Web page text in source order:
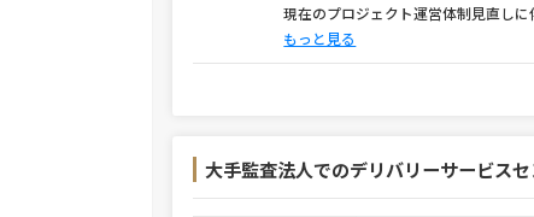
現在のプロジェクト運営体制見直し
もっと見る
大手監査法人でのデリバリーサービス